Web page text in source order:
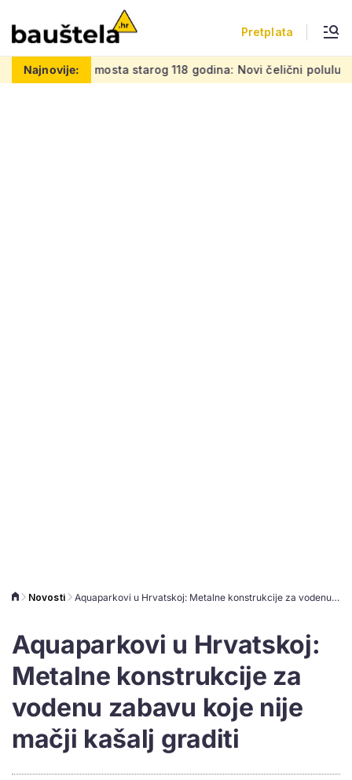
Pretplata
Najnovije:
118 godina: Novi čelični poluluk lebdi nad dramatičnim
Novosti Aquaparkovi u Hrvatskoj: Metalne konstrukcije za vodenu zabavu koje nije mačji kašalj graditi
Aquaparkovi u Hrvatskoj:
Metalne konstrukcije za
vodenu zabavu koje nije
mačji kašalj graditi